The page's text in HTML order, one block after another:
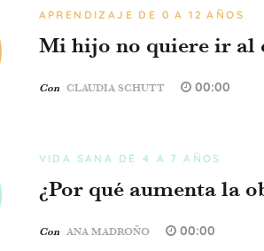
APRENDIZAJE DE 0 A 12 AÑOS
Mi hijo no quiere ir al
Con CLAUDIA SCHUTT 00:00
VIDA SANA DE 4 A 7 AÑOS
¿Por qué aumenta la
Con ANA MADROÑO 00:00